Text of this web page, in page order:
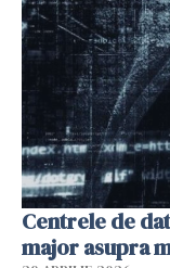
Centrele de
major asupra